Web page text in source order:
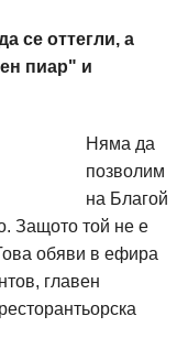
се оттегли, а
пиар" и
Няма да
позволим
на Благой
Защото той не е
обяви в ефира
главен